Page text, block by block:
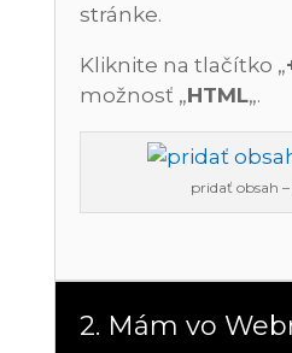
stránke.
Kliknite na tlačítko „
možnosť „HTML„.
pridať obsah –
2. Mám vo